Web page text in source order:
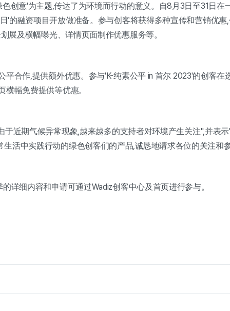
创意'为主题,传达了为环境而行动的意义。自8月3日至31日在
'的融资项目开放做准备。参与创客将获得多种宣传和营销优
展及横幅曝光、详情页面制作优惠服务等。
平合作,提供额外优惠。参与'K-纯素公平 in 首尔 2023'的创客在
横幅免费提供等优惠。
于近期气候异常现象,越来越多的支持者对环境产生关注",并表
生活中实践行动的绿色创客们的产品,诚恳地请求各位的关注和
详细内容和申请可通过Wadiz创客中心及首页进行参与。